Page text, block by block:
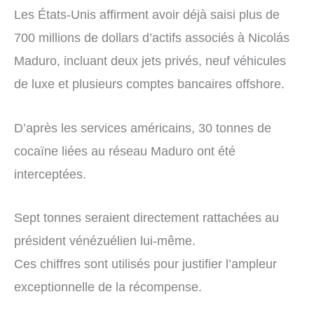
Les États-Unis affirment avoir déjà saisi plus de
700 millions de dollars d’actifs associés à Nicolás
Maduro, incluant deux jets privés, neuf véhicules
de luxe et plusieurs comptes bancaires offshore.
D’après les services américains, 30 tonnes de
cocaïne liées au réseau Maduro ont été
interceptées.
Sept tonnes seraient directement rattachées au
président vénézuélien lui-même.
Ces chiffres sont utilisés pour justifier l’ampleur
exceptionnelle de la récompense.